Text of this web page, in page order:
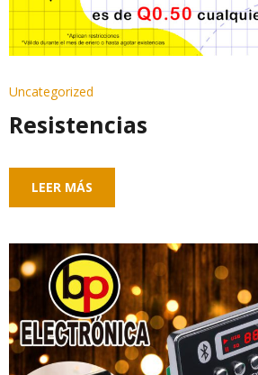
Uncategorized
Resistencias
LEER MÁS